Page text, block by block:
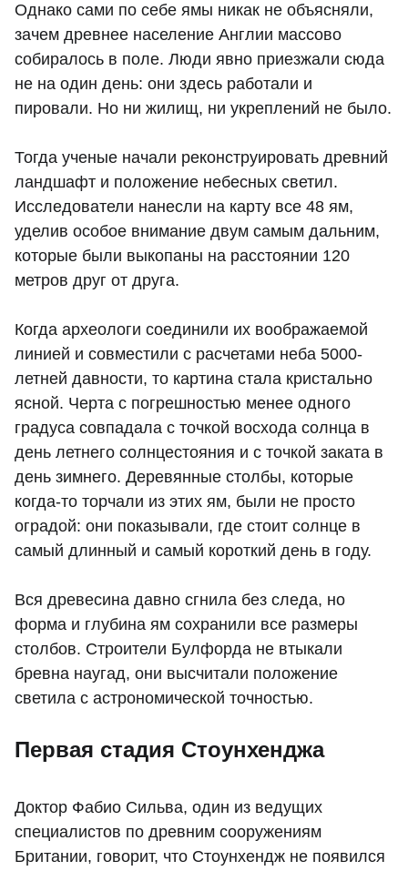
Однако сами по себе ямы никак не объясняли,
зачем древнее население Англии массово
собиралось в поле. Люди явно приезжали сюда
не на один день: они здесь работали и
пировали. Но ни жилищ, ни укреплений не было.
Тогда ученые начали реконструировать древний
ландшафт и положение небесных светил.
Исследователи нанесли на карту все 48 ям,
уделив особое внимание двум самым дальним,
которые были выкопаны на расстоянии 120
метров друг от друга.
Когда археологи соединили их воображаемой
линией и совместили с расчетами неба 5000-
летней давности, то картина стала кристально
ясной. Черта с погрешностью менее одного
градуса совпадала с точкой восхода солнца в
день летнего солнцестояния и с точкой заката в
день зимнего. Деревянные столбы, которые
когда-то торчали из этих ям, были не просто
оградой: они показывали, где стоит солнце в
самый длинный и самый короткий день в году.
Вся древесина давно сгнила без следа, но
форма и глубина ям сохранили все размеры
столбов. Строители Булфорда не втыкали
бревна наугад, они высчитали положение
светила с астрономической точностью.
Первая стадия Стоунхенджа
Доктор Фабио Сильва, один из ведущих
специалистов по древним сооружениям
Британии, говорит, что Стоунхендж не появился